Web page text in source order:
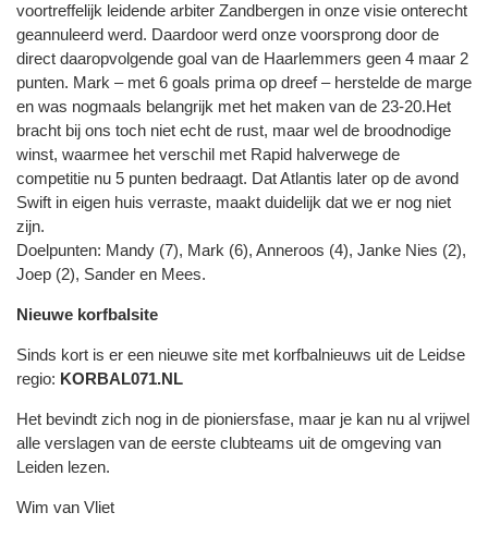
voortreffelijk leidende arbiter Zandbergen in onze visie onterecht
geannuleerd werd. Daardoor werd onze voorsprong door de
direct daaropvolgende goal van de Haarlemmers geen 4 maar 2
punten. Mark – met 6 goals prima op dreef – herstelde de marge
en was nogmaals belangrijk met het maken van de 23-20.Het
bracht bij ons toch niet echt de rust, maar wel de broodnodige
winst, waarmee het verschil met Rapid halverwege de
competitie nu 5 punten bedraagt. Dat Atlantis later op de avond
Swift in eigen huis verraste, maakt duidelijk dat we er nog niet
zijn.
Doelpunten: Mandy (7), Mark (6), Anneroos (4), Janke Nies (2),
Joep (2), Sander en Mees.
Nieuwe korfbalsite
Sinds kort is er een nieuwe site met korfbalnieuws uit de Leidse
regio: KORBAL071.NL
Het bevindt zich nog in de pioniersfase, maar je kan nu al vrijwel
alle verslagen van de eerste clubteams uit de omgeving van
Leiden lezen.
Wim van Vliet